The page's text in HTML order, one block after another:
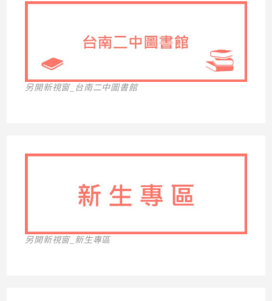
另開新視窗_台南二中圖書館
另開新視窗_新生專區